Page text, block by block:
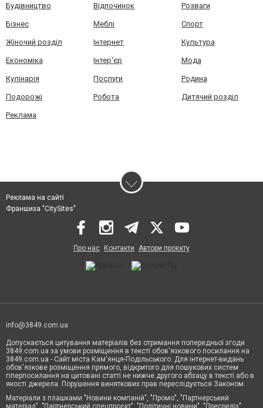
Будівництво Відпочинок Розваги
Бізнес Меблі Спорт
Жіночий розділ Інтернет Культура
Економіка Інтер'єр Мода
Кулінарія Послуги Родина
Подорожі Робота Дитячий розділ
Реклама
Реклама на сайті
Франшиза "CitySites"
Про нас Контакти Автори проєкту
info@3849.com.ua
Допускається цитування матеріалів без отримання попередньої згоди
3849.com.ua за умови розміщення в тексті обов'язкового посилання на
3849.com.ua - Сайт міста Кам'янця-Подільського. Для інтернет-видань
обов'язкове розміщення прямого, відкритого для пошукових систем
гіперпосилання на цитовані статті не нижче другого абзацу в тексті або в
якості джерела. Порушення виняткових прав переслідується Законом.
Матеріали з плашками "Новини компаній", "Промо", "Партнерський
матеріал", "Партнерський спецпроєкт", "Політичні новини", "Пресреліз",